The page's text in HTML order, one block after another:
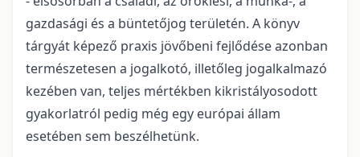
gazdasági és a büntetőjog területén. A könyv
tárgyát képező praxis jövőbeni fejlődése azonban
természetesen a jogalkotó, illetőleg jogalkalmazó
kezében van, teljes mértékben kikristályosodott
gyakorlatról pedig még egy európai állam
esetében sem beszélhetünk.